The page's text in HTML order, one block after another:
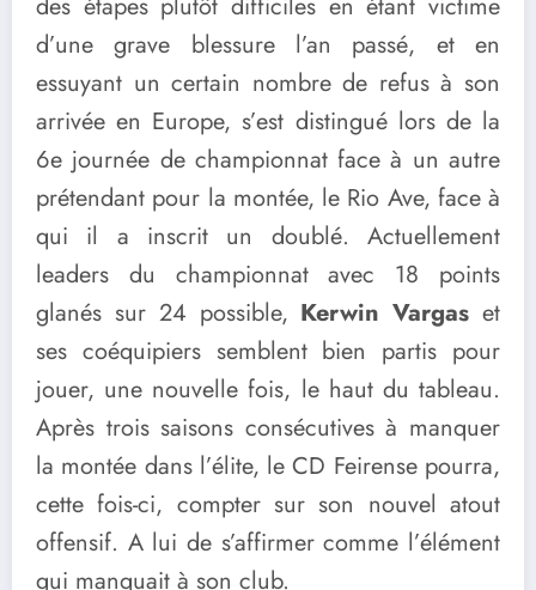
d’une grave blessure l’an passé, et en
essuyant un certain nombre de refus à son
arrivée en Europe, s’est distingué lors de la
6e journée de championnat face à un autre
prétendant pour la montée, le Rio Ave, face à
qui il a inscrit un doublé. Actuellement
leaders du championnat avec 18 points
glanés sur 24 possible, Kerwin Vargas et
ses coéquipiers semblent bien partis pour
jouer, une nouvelle fois, le haut du tableau.
Après trois saisons consécutives à manquer
la montée dans l’élite, le CD Feirense pourra,
cette fois-ci, compter sur son nouvel atout
offensif. A lui de s’affirmer comme l’élément
qui manquait à son club.